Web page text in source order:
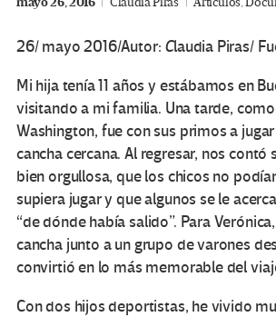
26/ mayo 2016/Autor: Claudia Piras/
Mi hija tenía 11 años y estábamos en
visitando a mi familia. Una tarde,
Washington, fue con sus primos a
cancha cercana. Al regresar, nos contó
bien orgullosa, que los chicos no
supiera jugar y que algunos se le
“de dónde había salido”. Para
cancha junto a un grupo de varones
convirtió en lo más memorable del
Con dos hijos deportistas, he vivido